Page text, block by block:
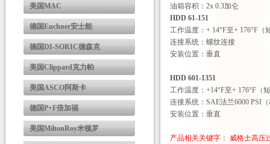
美国MAC
德国Euchner安士能
德国DI-SORIC德森克
美国Clippard克力帕
美国ASCO阿斯卡
德国P+F倍加福
美国MiltonRoy米顿罗
油箱容积：2x 0.3加仑
HDD 61-151
工作温度：+ 14°F至+ 176°F（
连接系统：螺纹连接
安装位置：垂直
HDD 601-1351
工作温度：+14°F至+ 176°F（
连接系统：SAE法兰6000 PSI
安装位置：垂直
产品相关关键字： 威格士高压